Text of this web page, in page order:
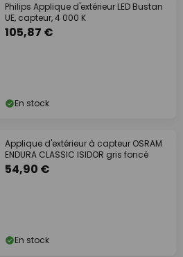
Philips Applique d'extérieur LED Bustan
UE, capteur, 4 000 K
105,87 €
En stock
Applique d'extérieur à capteur OSRAM
ENDURA CLASSIC ISIDOR gris foncé
54,90 €
En stock